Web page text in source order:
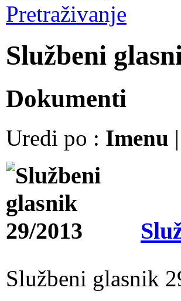
Pretraživanje
Službeni
Dokumenti
Uredi po : Imenu |
Službeni glasnik